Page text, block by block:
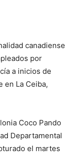
canadiense
por
a inicios de
en La Ceiba,
Coco Pando
Departamental
el martes